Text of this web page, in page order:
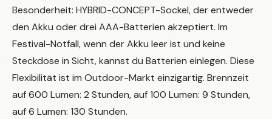
Besonderheit: HYBRID-CONCEPT-Sockel, der entweder
den Akku oder drei AAA-Batterien akzeptiert. Im
Festival-Notfall, wenn der Akku leer ist und keine
Steckdose in Sicht, kannst du Batterien einlegen. Diese
Flexibilität ist im Outdoor-Markt einzigartig. Brennzeit
auf 600 Lumen: 2 Stunden, auf 100 Lumen: 9 Stunden,
auf 6 Lumen: 130 Stunden.